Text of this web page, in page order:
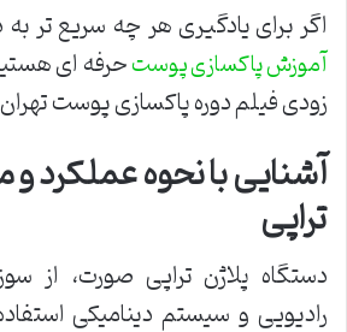
اگر برای یادگیری هر چه سریع تر
آموزش پاکسازی پوستحرفه ای
زودی فیلم دوره پاکسازی پوست
آشنایی با نحوه عملکرد و
تراپی
دستگاه پلاژن تراپی صورت، از
رادیویی و سیستم دینامیکی